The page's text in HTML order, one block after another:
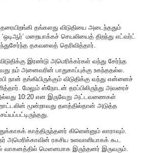
தங்களது விடுதியை அடைந்ததும்
மறையாக்கச் செயலியைத் திறந்து எட்வர்ட்
தகவலைத் தெரிவித்தார்.
இரண்டு அமெரிக்கர்கள் வந்து சேர்ந்த
நம் அனைவரின் பாதுகாப்புக்கு உகந்ததல்ல.
நான் தங்கியிருக்கும் விடுதிக்கு வந்து என்னைச்
மேலும் ஸ்நோடன் தரப்பிலிருந்து அவரைச்
10:20 என இருவேறு அட்டவணைகள்
மூன்றாவது தளத்தில்தான் அடுத்த
காத்திருந்தனர் கிளென்னும் லாராவும்.
அமெரிக்காவின் ரகசிய உளவாளியாகக் கூட
வாகனத்தில் மௌனமாக இருந்தனர் இருவரும்.